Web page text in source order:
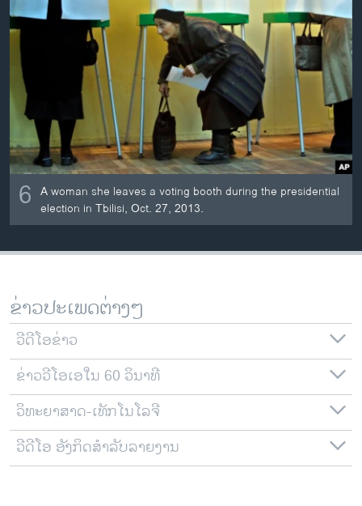
ພາສາຕ່າງໆ
6 A woman she leaves a voting booth during the presidential
election in Tbilisi, Oct. 27, 2013.
ຂ່າວປະເພດຕ່າງໆ
ວີດີໂອຂ່າວ
ຂ່າວວີໂອເອໃນ 60 ວິນາທີ
ວິທະຍາສາດ-ເທັກໂນໂລຈີ
ວີດີໂອ ອັງກິດສຳລັບລາຍງານ